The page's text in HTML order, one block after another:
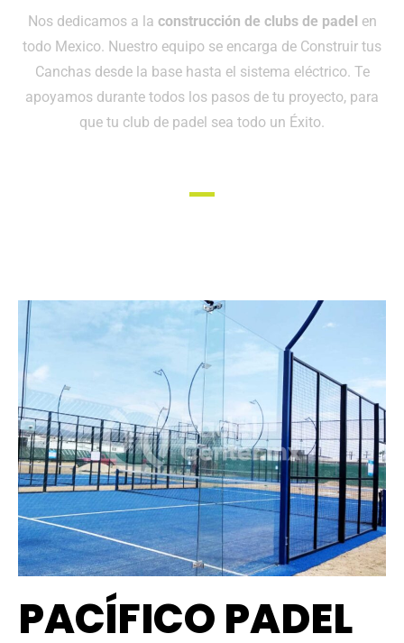
Nos dedicamos a la construcción de clubs de padel en
todo Mexico. Nuestro equipo se encarga de Construir tus
Canchas desde la base hasta el sistema eléctrico. Te
apoyamos durante todos los pasos de tu proyecto, para
que tu club de padel sea todo un Éxito.
PACÍFICO PADEL